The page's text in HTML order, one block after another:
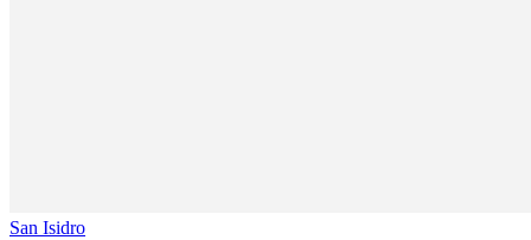
San Isidro